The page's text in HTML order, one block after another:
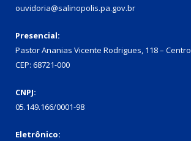
ouvidoria@salinopolis.pa.gov.br
Presencial:
Pastor Ananias Vicente Rodrigues, 118 – Centro
CEP: 68721-000
CNPJ:
05.149.166/0001-98
Eletrônico: